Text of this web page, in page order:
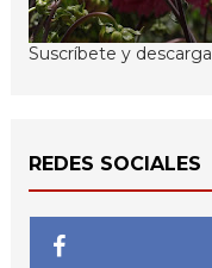
Suscríbete y descarga
REDES SOCIALES